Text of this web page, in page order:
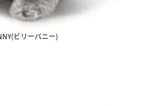
ビリーバニー)